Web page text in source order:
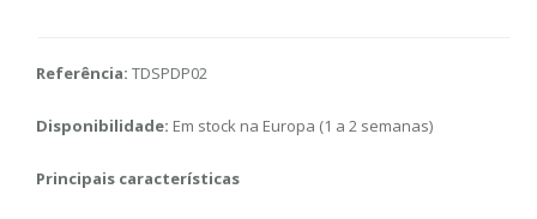
Referência: TDSPDP02
Disponibilidade: Em stock na Europa (1 a 2 semanas)
Principais características